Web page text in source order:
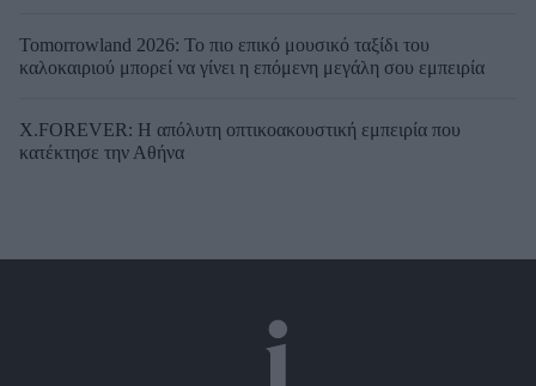
Tomorrowland 2026: Το πιο επικό μουσικό ταξίδι του
καλοκαιριού μπορεί να γίνει η επόμενη μεγάλη σου εμπειρία
X.FOREVER: Η απόλυτη οπτικοακουστική εμπειρία που
κατέκτησε την Αθήνα